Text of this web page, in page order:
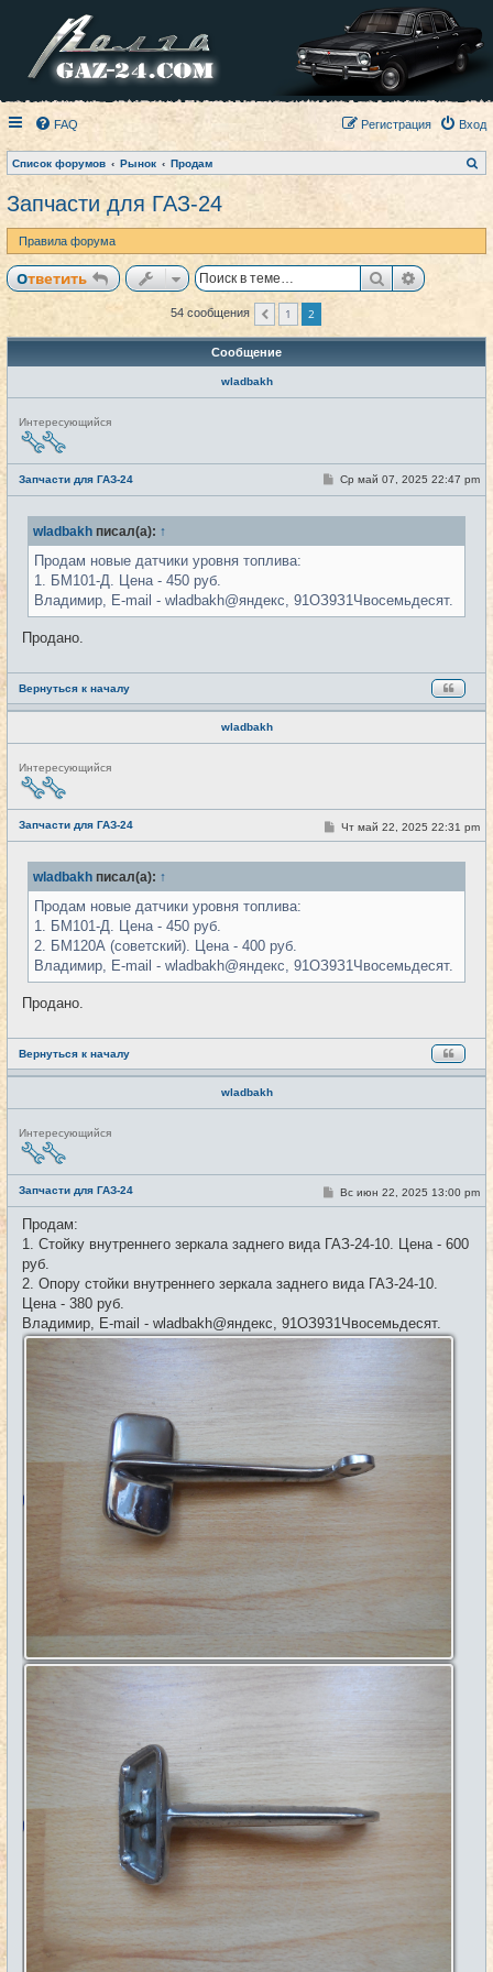
FAQ Вход
Регистрация
Список форумов Рынок Продам
о
Запчасти для ГАЗ-24
Правила форума
Ответить Поиск
54 сообщения Пред.
1 2
Сообщение
wladbakh
Н
е
в
т
и
Интересующийся
Запчасти для ГАЗ-24 #31
С
б
е
Ср май 07, 2025 22:47 pm
wladbakh писал(а): ↑
Продам новые датчики уровня топлива:
1. БМ101-Д. Цена - 450 руб.
Владимир, E-mail - wladbakh@яндекс, 91ОЗ9З1Чвосемьдесят.
Продано.
Вернуться к началу
wladbakh
Н
е
в
т
и
Интересующийся
Запчасти для ГАЗ-24 #32
С
о
б
е
Чт май 22, 2025 22:31 pm
wladbakh писал(а): ↑
Продам новые датчики уровня топлива:
1. БМ101-Д. Цена - 450 руб.
2. БМ120А (советский). Цена - 400 руб.
Владимир, E-mail - wladbakh@яндекс, 91ОЗ9З1Чвосемьдесят.
Продано.
Вернуться к началу
wladbakh
Н
е
в
т
и
Интересующийся
Запчасти для ГАЗ-24 #33
С
о
щ
и
Вс июн 22, 2025 13:00 pm
Продам:
1. Стойку внутреннего зеркала заднего вида ГАЗ-24-10. Цена - 600
руб.
2. Опору стойки внутреннего зеркала заднего вида ГАЗ-24-10.
Цена - 380 руб.
Владимир, E-mail - wladbakh@яндекс, 91ОЗ9З1Чвосемьдесят.